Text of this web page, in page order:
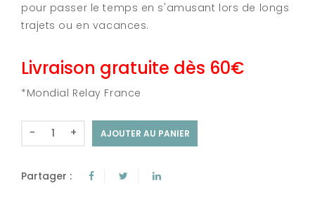
pour passer le temps en s'amusant lors de longs
trajets ou en vacances.
Livraison gratuite dès 60€
*Mondial Relay France
+
- AJOUTER AU PANIER
Partager :